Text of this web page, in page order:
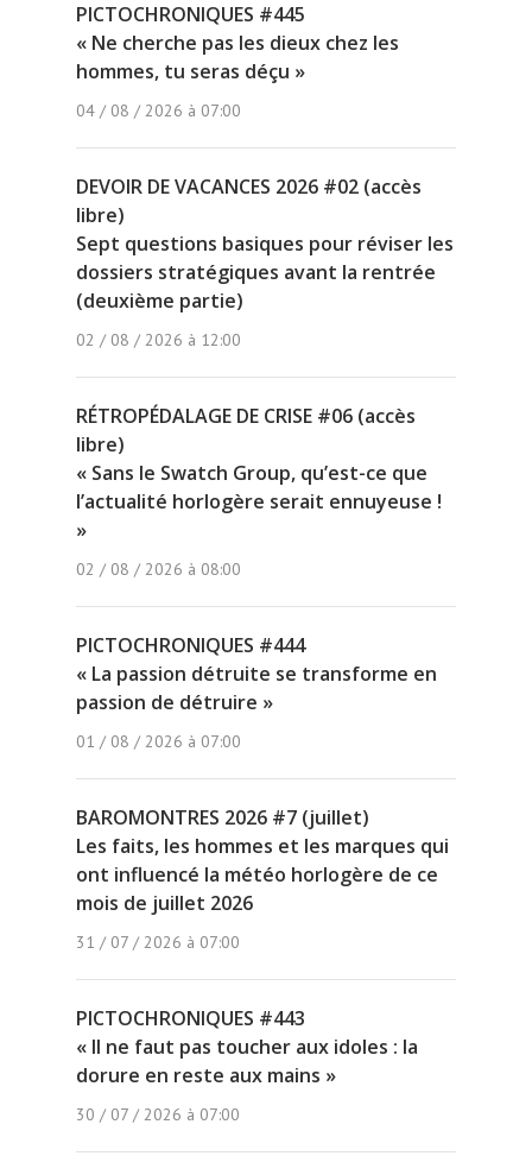
PICTOCHRONIQUES #445
« Ne cherche pas les dieux chez les
hommes, tu seras déçu »
04 / 08 / 2026 à 07:00
DEVOIR DE VACANCES 2026 #02 (accès
libre)
Sept questions basiques pour réviser les
dossiers stratégiques avant la rentrée
(deuxième partie)
02 / 08 / 2026 à 12:00
RÉTROPÉDALAGE DE CRISE #06 (accès
libre)
« Sans le Swatch Group, qu’est-ce que
l’actualité horlogère serait ennuyeuse !
»
02 / 08 / 2026 à 08:00
PICTOCHRONIQUES #444
« La passion détruite se transforme en
passion de détruire »
01 / 08 / 2026 à 07:00
BAROMONTRES 2026 #7 (juillet)
Les faits, les hommes et les marques qui
ont influencé la météo horlogère de ce
mois de juillet 2026
31 / 07 / 2026 à 07:00
PICTOCHRONIQUES #443
« Il ne faut pas toucher aux idoles : la
dorure en reste aux mains »
30 / 07 / 2026 à 07:00